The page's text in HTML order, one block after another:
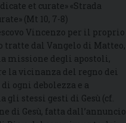
et curate» «Strada
(Mt 10, 7-8)
Vincenzo per il proprio
tratte dal Vangelo di Matteo,
missione degli apostoli,
la vicinanza del regno dei
ogni debolezza e a
stessi gesti di Gesù (cf.
di Gesù, fatta dall’annuncio